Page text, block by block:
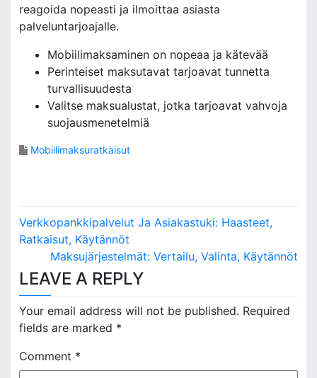
reagoida nopeasti ja ilmoittaa asiasta
palveluntarjoajalle.
Mobiilimaksaminen on nopeaa ja kätevää
Perinteiset maksutavat tarjoavat tunnetta
turvallisuudesta
Valitse maksualustat, jotka tarjoavat vahvoja
suojausmenetelmiä
Mobiilimaksuratkaisut
P
o
s
t
n
a
Verkkopankkipalvelut Ja Asiakastuki: Haasteet,
Ratkaisut, Käytännöt
Maksujärjestelmät: Vertailu, Valinta, Käytännöt
LEAVE A REPLY
Your email address will not be published. Required
fields are marked *
Comment *